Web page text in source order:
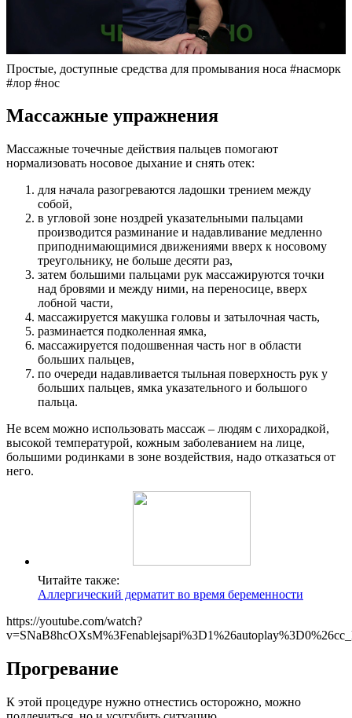
Простые, доступные средства для промывания носа #насморк
#лор #нос
Массажные упражнения
Массажные точечные действия пальцев помогают
нормализовать носовое дыхание и снять отек:
для начала разогреваются ладошки трением между
собой,
в угловой зоне ноздрей указательными пальцами
производится разминание и надавливание медленно
приподнимающимися движениями вверх к носовому
треугольнику, не больше десяти раз,
затем большими пальцами рук массажируются точки
над бровями и между ними, на переносице, вверх
лобной части,
массажируется макушка головы и затылочная часть,
разминается подколенная ямка,
массажируется подошвенная часть ног в области
больших пальцев,
по очереди надавливается тыльная поверхность рук у
больших пальцев, ямка указательного и большого
пальца.
Не всем можно использовать массаж – людям с лихорадкой,
высокой температурой, кожным заболеванием на лице,
большими родинками в зоне воздействия, надо отказаться от
него.
Читайте также:
Аллергический дерматит во время беременности
https://youtube.com/watch?
Прогревание
К этой процедуре нужно отнестись осторожно, можно